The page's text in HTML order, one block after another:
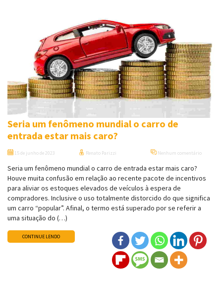
Seria um fenômeno mundial o carro de
entrada estar mais caro?
15 de junho de 2023 Renato Parizzi Nenhum comentário
Seria um fenômeno mundial o carro de entrada estar mais caro?
Houve muita confusão em relação ao recente pacote de incentivos
para aliviar os estoques elevados de veículos à espera de
compradores. Inclusive o uso totalmente distorcido do que significa
um carro “popular”. Afinal, o termo está superado por se referir a
uma situação do (…)
CONTINUE LENDO